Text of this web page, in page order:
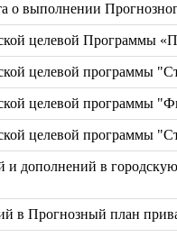
о выполнении
целевой Программы
целевой программы
целевой программы
целевой программы
и дополнений в
в Прогнозный план